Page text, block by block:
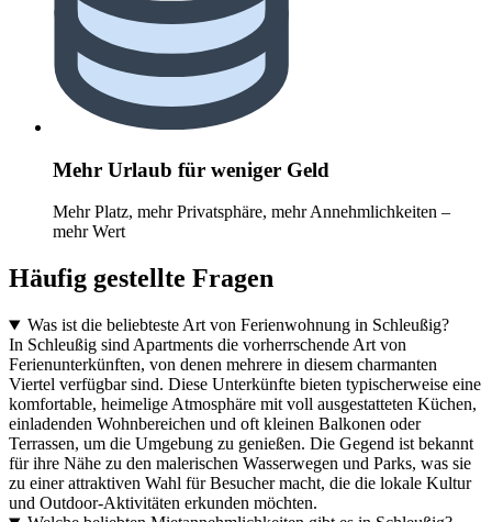
Mehr Urlaub für weniger Geld
Mehr Platz, mehr Privatsphäre, mehr Annehmlichkeiten –
mehr Wert
Häufig gestellte Fragen
Was ist die beliebteste Art von Ferienwohnung in Schleußig?
In Schleußig sind Apartments die vorherrschende Art von
Ferienunterkünften, von denen mehrere in diesem charmanten
Viertel verfügbar sind. Diese Unterkünfte bieten typischerweise eine
komfortable, heimelige Atmosphäre mit voll ausgestatteten Küchen,
einladenden Wohnbereichen und oft kleinen Balkonen oder
Terrassen, um die Umgebung zu genießen. Die Gegend ist bekannt
für ihre Nähe zu den malerischen Wasserwegen und Parks, was sie
zu einer attraktiven Wahl für Besucher macht, die die lokale Kultur
und Outdoor-Aktivitäten erkunden möchten.